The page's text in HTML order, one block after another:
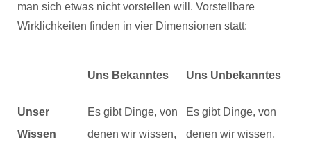
man sich etwas nicht vorstellen will. Vorstellbare
Wirklichkeiten finden in vier Dimensionen statt:
Uns Bekanntes Uns Unbekanntes
Unser
Wissen
Es gibt Dinge, von
denen wir wissen,
Es gibt Dinge, von
denen wir wissen,